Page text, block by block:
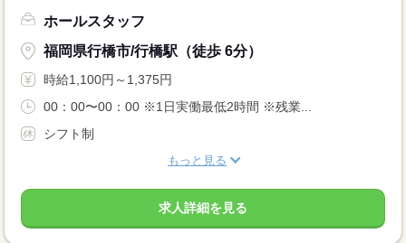
ホールスタッフ
福岡県行橋市/行橋駅（徒歩 6分）
時給1,100円～1,375円
00：00〜00：00 ※1日実働最低2時間 ※残業...
シフト制
もっと見る
求人詳細を見る